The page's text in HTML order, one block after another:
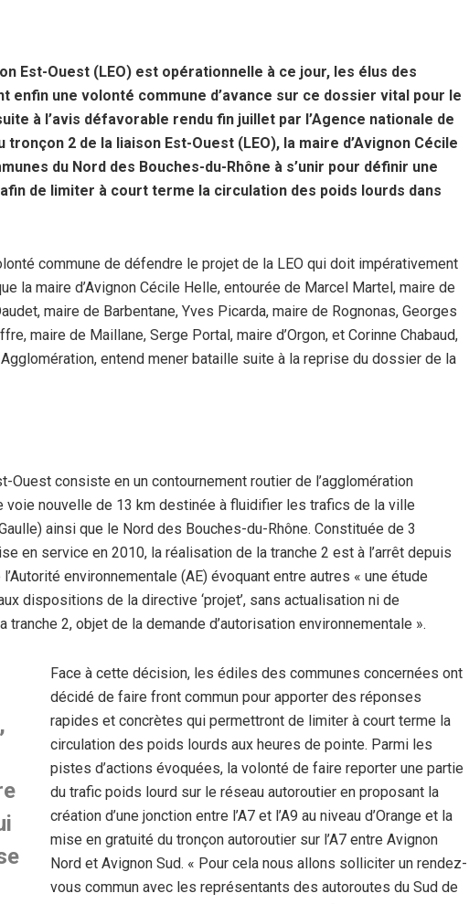
Est-Ouest (LEO) est opérationnelle à ce jour, les élus des
une volonté commune d’avance sur ce dossier vital pour le
à l’avis défavorable rendu fin juillet par l’Agence nationale de
2 de la liaison Est-Ouest (LEO), la maire d’Avignon Cécile
du Nord des Bouches-du-Rhône à s’unir pour définir une
de limiter à court terme la circulation des poids lourds dans
commune de défendre le projet de la LEO qui doit impérativement
la maire d’Avignon Cécile Helle, entourée de Marcel Martel, maire de
maire de Barbentane, Yves Picarda, maire de Rognonas, Georges
maire de Maillane, Serge Portal, maire d’Orgon, et Corinne Chabaud,
entend mener bataille suite à la reprise du dossier de la
Ouest consiste en un contournement routier de l’agglomération
voie nouvelle de 13 km destinée à fluidifier les trafics de la ville
ainsi que le Nord des Bouches-du-Rhône. Constituée de 3
en service en 2010, la réalisation de la tranche 2 est à l’arrêt depuis
environnementale (AE) évoquant entre autres « une étude
dispositions de la directive ‘projet’, sans actualisation ni de
tranche 2, objet de la demande d’autorisation environnementale ».
Face à cette décision, les édiles des communes concernées ont
décidé de faire front commun pour apporter des réponses
rapides et concrètes qui permettront de limiter à court terme la
circulation des poids lourds aux heures de pointe. Parmi les
pistes d’actions évoquées, la volonté de faire reporter une partie
du trafic poids lourd sur le réseau autoroutier en proposant la
création d’une jonction entre l’A7 et l’A9 au niveau d’Orange et la
mise en gratuité du tronçon autoroutier sur l’A7 entre Avignon
Nord et Avignon Sud. « Pour cela nous allons solliciter un rendez-
vous commun avec les représentants des autoroutes du Sud de